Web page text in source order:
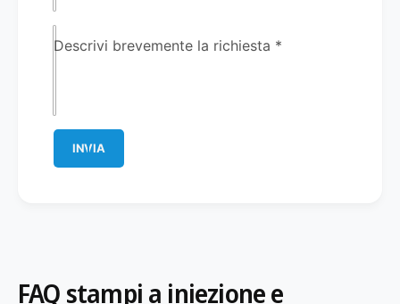
Descrivi brevemente la richiesta *
INVIA
FAQ stampi a iniezione e